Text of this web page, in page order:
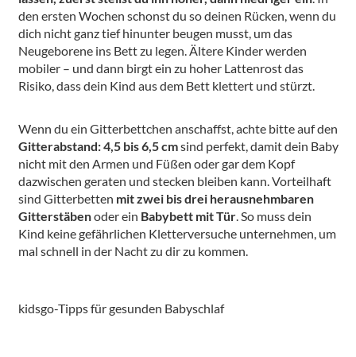
den ersten Wochen schonst du so deinen Rücken, wenn du
dich nicht ganz tief hinunter beugen musst, um das
Neugeborene ins Bett zu legen. Ältere Kinder werden
mobiler – und dann birgt ein zu hoher Lattenrost das
Risiko, dass dein Kind aus dem Bett klettert und stürzt.
Wenn du ein Gitterbettchen anschaffst, achte bitte auf den
Gitterabstand: 4,5 bis 6,5 cmsind perfekt, damit dein Baby
nicht mit den Armen und Füßen oder gar dem Kopf
dazwischen geraten und stecken bleiben kann. Vorteilhaft
sind Gitterbetten mit zwei bis drei herausnehmbaren
Gitterstäbenoder ein Babybett mit Tür. So muss dein
Kind keine gefährlichen Kletterversuche unternehmen, um
mal schnell in der Nacht zu dir zu kommen.
kidsgo-Tipps für gesunden Babyschlaf